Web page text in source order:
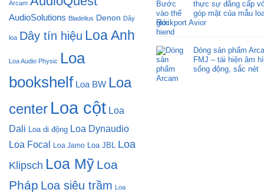
Arcam
AudioSolutions Bladelius Denon Dây
loa Dây tín hiệu Loa Anh
Loa Audio Physic Loa
bookshelf Loa BW Loa
center Loa cột Loa
Dali Loa di động Loa Dynaudio
Loa Focal
Loa Jamo Loa JBL Loa
Klipsch Loa Mỹ Loa
Pháp Loa siêu trầm
Loa
thực sự đẳng cấp
góp mặt của mẫu
Rockport Avior
Dòng sản phẩm
FMJ – tái hiện âm
sống động, sắc nét